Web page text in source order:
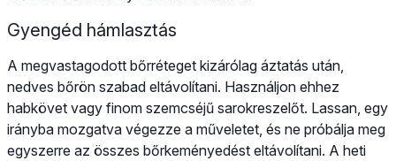
Gyengéd hámlasztás
A megvastagodott bőrréteget kizárólag áztatás után,
nedves bőrön szabad eltávolítani. Használjon ehhez
habkövet vagy finom szemcséjű sarokreszelőt. Lassan, egy
irányba mozgatva végezze a műveletet, és ne próbálja meg
egyszerre az összes bőrkeményedést eltávolítani. A heti